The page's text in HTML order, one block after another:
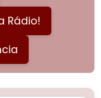
Rádio!